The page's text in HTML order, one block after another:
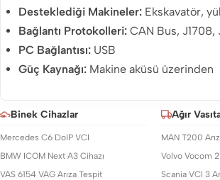
Desteklediği Makineler: Ekskavatör,
Bağlantı Protokolleri: CAN Bus, J1708,
PC Bağlantısı: USB
Güç Kaynağı: Makine aküsü üzerinden
Binek Cihazlar
Mercedes C6 DoIP VCI
BMW ICOM Next A3 Cihazı
VAS 6154 VAG Arıza Tespit
Ağır
MAN T200
Volvo Vocom 2
Scania VCI 3